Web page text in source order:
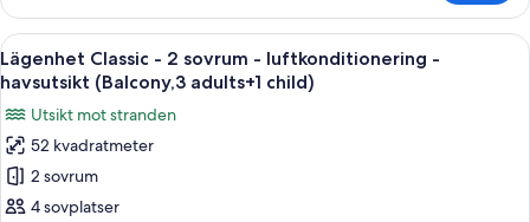
(Balcony,4
adults)
Classic
2
sovrum
luftkonditionering
havsutsikt
(Balcony,4
adults)
Öppna
alla
för
Lägenhet
Classic
-
Värdeförvaringsskåp på rummet,
22
Lägenhet Classic - 2 sovrum - luftkonditionering -
havsutsikt (Balcony,3 adults+1 child)
Utsikt mot stranden
52 kvadratmeter
2 sovrum
4 sovplatser